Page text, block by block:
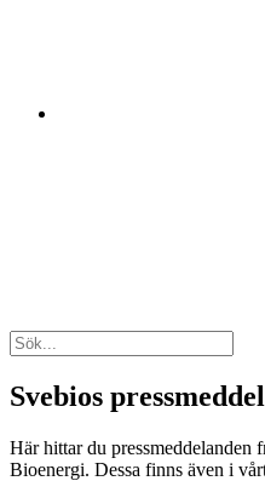
Svebios
Här hittar du pressmeddelanden
Bioenergi. Dessa finns även i